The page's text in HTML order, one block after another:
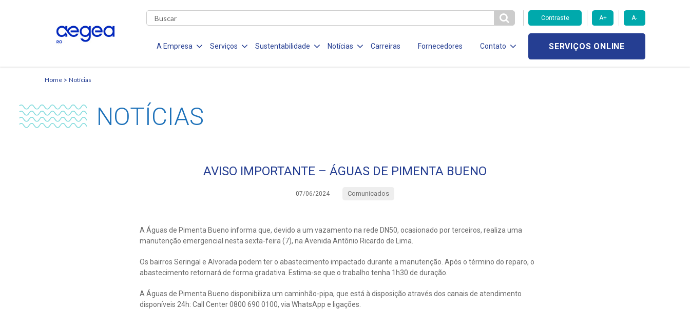
Contraste A+ A-
A Empresa Serviços Sustentabilidade Notícias Carreiras Fornecedores Contato SERVIÇOS ONLINE
Home Notícias
NOTÍCIAS
AVISO IMPORTANTE – ÁGUAS DE PIMENTA BUENO
07/06/2024 Comunicados
A Águas de Pimenta Bueno informa que, devido a um vazamento na rede DN50, ocasionado por terceiros, realiza uma
manutenção emergencial nesta sexta-feira (7), na Avenida Antônio Ricardo de Lima.
Os bairros Seringal e Alvorada podem ter o abastecimento impactado durante a manutenção. Após o término do reparo, o
abastecimento retornará de forma gradativa. Estima-se que o trabalho tenha 1h30 de duração.
A Águas de Pimenta Bueno disponibiliza um caminhão-pipa, que está à disposição através dos canais de atendimento
disponíveis 24h: Call Center 0800 690 0100, via WhatsApp e ligações.